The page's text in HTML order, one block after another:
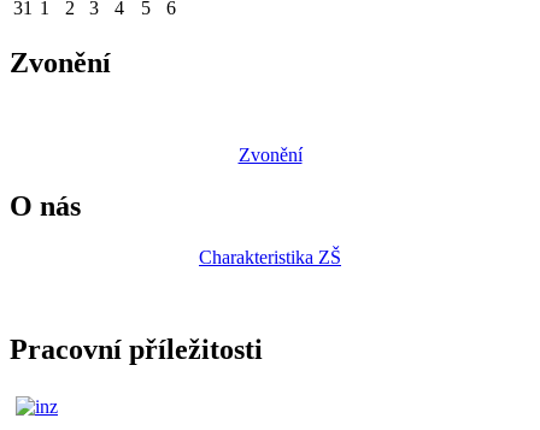
31 1 2 3 4 5 6
Zvonění
Zvonění
O nás
Charakteristika ZŠ
Pracovní příležitosti